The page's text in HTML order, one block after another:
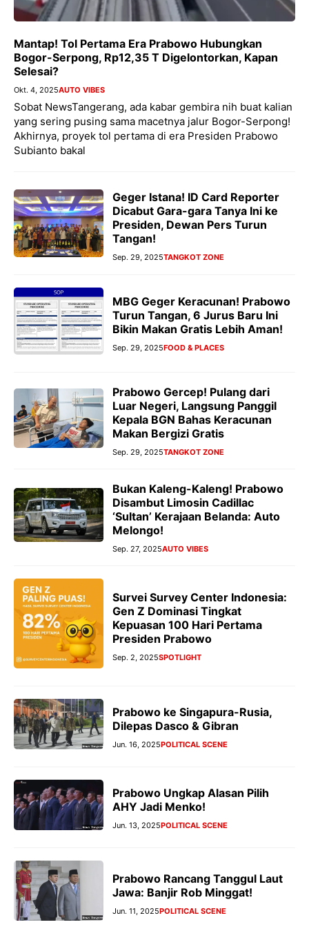
Mantap! Tol Pertama Era Prabowo Hubungkan
Bogor-Serpong, Rp12,35 T Digelontorkan, Kapan
Selesai?
Okt. 4, 2025AUTO VIBES
Sobat NewsTangerang, ada kabar gembira nih buat kalian
yang sering pusing sama macetnya jalur Bogor-Serpong!
Akhirnya, proyek tol pertama di era Presiden Prabowo
Subianto bakal
Geger Istana! ID Card Reporter
Dicabut Gara-gara Tanya Ini ke
Presiden, Dewan Pers Turun
Tangan!
Sep. 29, 2025TANGKOT ZONE
MBG Geger Keracunan! Prabowo
Turun Tangan, 6 Jurus Baru Ini
Bikin Makan Gratis Lebih Aman!
Sep. 29, 2025FOOD & PLACES
Prabowo Gercep! Pulang dari
Luar Negeri, Langsung Panggil
Kepala BGN Bahas Keracunan
Makan Bergizi Gratis
Sep. 29, 2025TANGKOT ZONE
Bukan Kaleng-Kaleng! Prabowo
Disambut Limosin Cadillac
‘Sultan’ Kerajaan Belanda: Auto
Melongo!
Sep. 27, 2025AUTO VIBES
Survei Survey Center Indonesia:
Gen Z Dominasi Tingkat
Kepuasan 100 Hari Pertama
Presiden Prabowo
Sep. 2, 2025SPOTLIGHT
Prabowo ke Singapura-Rusia,
Dilepas Dasco & Gibran
Jun. 16, 2025POLITICAL SCENE
Prabowo Ungkap Alasan Pilih
AHY Jadi Menko!
Jun. 13, 2025POLITICAL SCENE
Prabowo Rancang Tanggul Laut
Jawa: Banjir Rob Minggat!
Jun. 11, 2025POLITICAL SCENE